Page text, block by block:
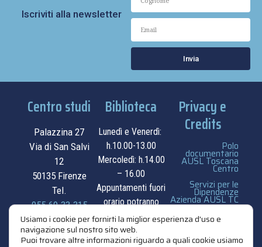
Iscriviti alla newsletter
Invia
Centro studi
Palazzina 27
Via di San Salvi
12
50135 Firenze
Tel.
055.69.33.315
contatti
Biblioteca
Lunedì e Venerdì:
h.10.00-13.00
Mercoledì: h.14.00
– 16.00
Appuntamenti fuori
orario potranno
essere
concordati su
appuntamento.
Privacy e
Credits
Polo
documentario
AUSL Toscana
Centro
Servizi per le
Dipendenze
Azienda AUSL TC
privacy e cookie
Usiamo i cookie per fornirti la miglior esperienza d'uso e
navigazione sul nostro sito web.
Puoi trovare altre informazioni riguardo a quali cookie usiamo